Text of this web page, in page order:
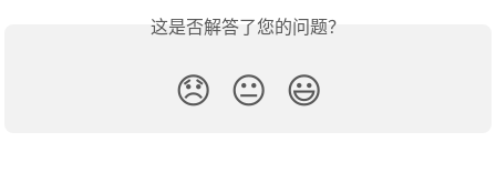
这是否解答了您的问题？
😞 😐 😃